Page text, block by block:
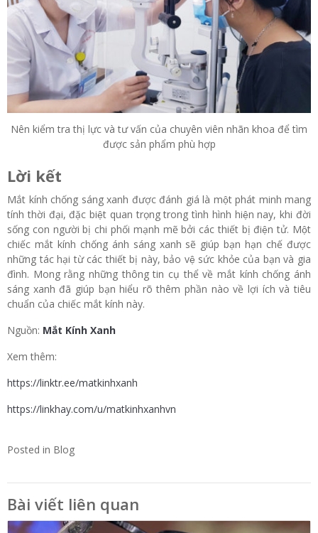
Nên kiểm tra thị lực và tư vấn của chuyên viên nhãn khoa để tìm
được sản phẩm phù hợp
Lời kết
Mắt kính chống sáng xanh được đánh giá là một phát minh mang
tính thời đại, đặc biệt quan trọng trong tình hình hiện nay, khi đời
sống con người bị chi phối mạnh mẽ bởi các thiết bị điện tử. Một
chiếc mắt kính chống ánh sáng xanh sẽ giúp bạn hạn chế được
những tác hại từ các thiết bị này, bảo vệ sức khỏe của bạn và gia
đình. Mong rằng những thông tin cụ thể về mắt kính chống ánh
sáng xanh đã giúp bạn hiểu rõ thêm phần nào về lợi ích và tiêu
chuẩn của chiếc mắt kính này.
Nguồn: Mắt Kính Xanh
Xem thêm:
https://linktr.ee/matkinhxanh
https://linkhay.com/u/matkinhxanhvn
Posted in Blog
Bài viết liên quan